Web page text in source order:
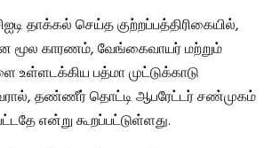
தாக்கல் செய்த குற்றப்பத்திரிகையில்,
மூல காரணம், வேங்கைவாயர் மற்றும்
உள்ளடக்கிய பத்மா முட்டுக்காடு
தண்ணீர் தொட்டி ஆபரேட்டர் சண்முகம்
என்று கூறப்பட்டுள்ளது.